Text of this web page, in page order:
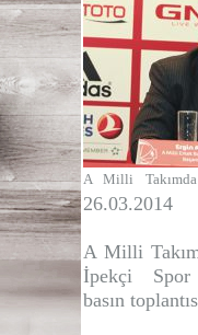
A Milli
26.03.2014
A Milli
İpekçi Spor
basın